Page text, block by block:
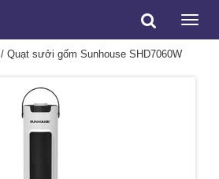
Toggle
/ Quạt sưởi gốm Sunhouse SHD7060W